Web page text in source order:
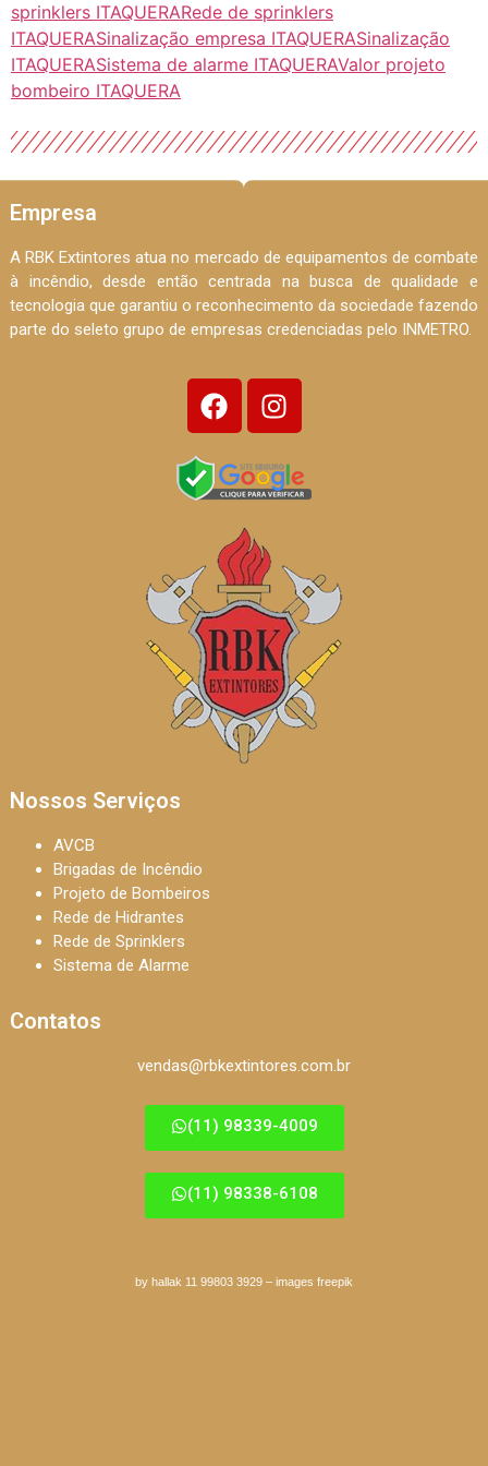
sprinklers ITAQUERARede de sprinklers
ITAQUERASinalização empresa ITAQUERASinalização
ITAQUERASistema de alarme ITAQUERAValor projeto
bombeiro ITAQUERA
Empresa
A RBK Extintores atua no mercado de equipamentos de combate
à incêndio, desde então centrada na busca de qualidade e
tecnologia que garantiu o reconhecimento da sociedade fazendo
parte do seleto grupo de empresas credenciadas pelo INMETRO.
Nossos Serviços
AVCB
Brigadas de Incêndio
Projeto de Bombeiros
Rede de Hidrantes
Rede de Sprinklers
Sistema de Alarme
Contatos
vendas@rbkextintores.com.br
(11) 98339-4009
(11) 98338-6108
by hallak 11 99803 3929 – images freepik